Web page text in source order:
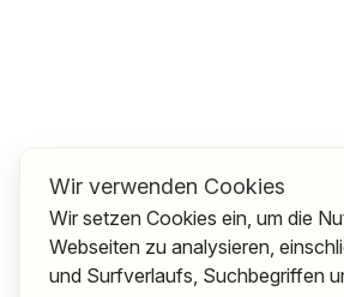
Wir verwenden Cookies
Wir setzen Cookies ein, um die
Webseiten zu analysieren,
und Surfverlaufs, Suchbegriffen